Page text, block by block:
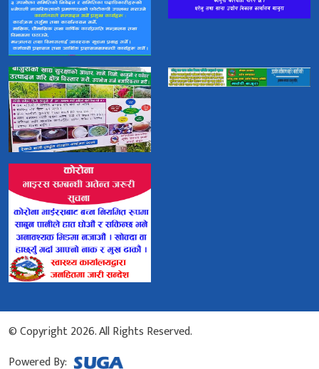
© Copyright 2026. All Rights Reserved.
Powered By: